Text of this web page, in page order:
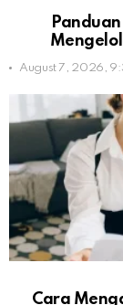
August 7, 2026,
Cara